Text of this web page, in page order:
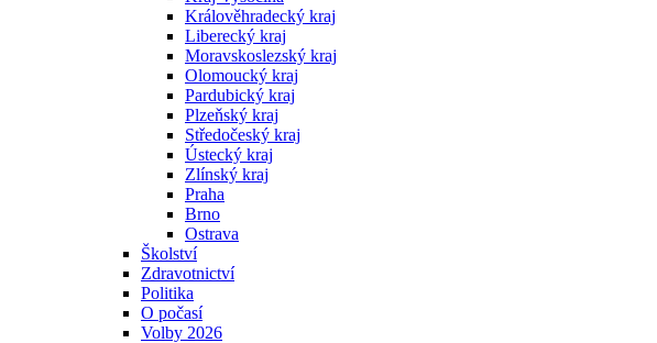
Králověhradecký kraj
Liberecký kraj
Moravskoslezský kraj
Olomoucký kraj
Pardubický kraj
Plzeňský kraj
Středočeský kraj
Ústecký kraj
Zlínský kraj
Praha
Brno
Ostrava
Školství
Zdravotnictví
Politika
O počasí
Volby 2026